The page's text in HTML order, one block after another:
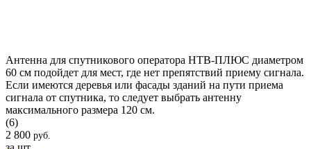
Антенна для спутникового оператора НТВ-ПЛЮС диаметром
60 см подойдет для мест, где нет препятствий приему сигнала.
Если имеются деревья или фасады зданий на пути приема
сигнала от спутника, то следует выбрать антенну
максимального размера 120 см.
(6)
2 800 руб.